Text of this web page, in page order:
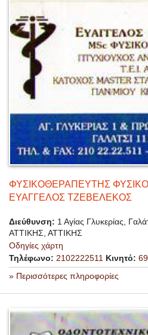
ΦΥΣΙΚΟΘΕΡΑΠΕΥΤΗΣ
ΕΥΑΓΓΕΛΟΣ ΤΖΕΒΕΛΕΚΟΣ
Διεύθυνση: 1 Αγίας Γλυκερίας,
ΑΤΤΙΚΗΣ, ΑΤΤΙΚΗΣ
Οδηγίες χάρτη
Τηλέφωνο: 2102222511 Κινητό:
» Περισσότερες πληροφορίες